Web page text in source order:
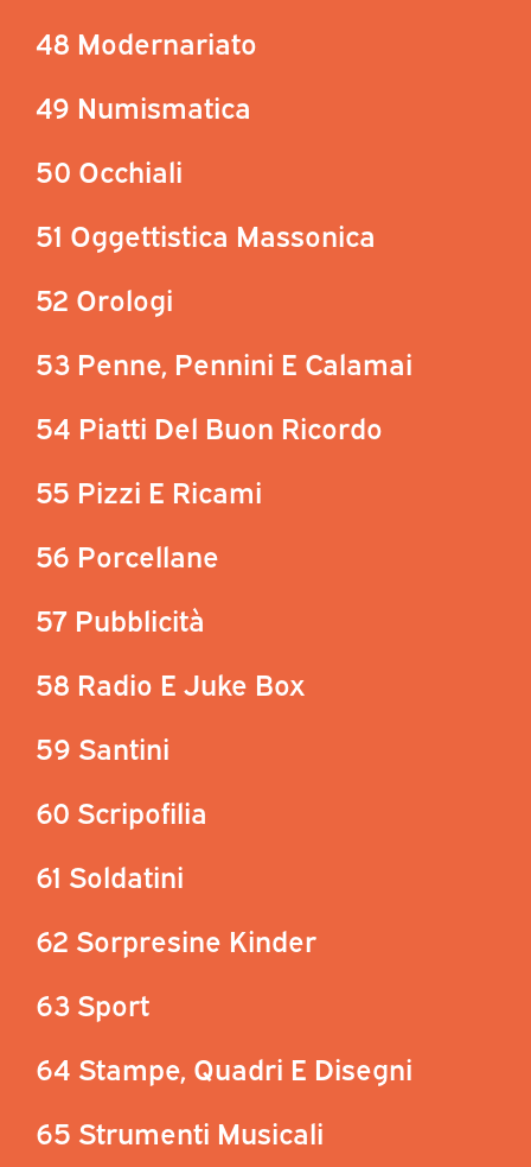
48 Modernariato
49 Numismatica
50 Occhiali
51 Oggettistica Massonica
52 Orologi
53 Penne, Pennini E Calamai
54 Piatti Del Buon Ricordo
55 Pizzi E Ricami
56 Porcellane
57 Pubblicità
58 Radio E Juke Box
59 Santini
60 Scripofilia
61 Soldatini
62 Sorpresine Kinder
63 Sport
64 Stampe, Quadri E Disegni
65 Strumenti Musicali